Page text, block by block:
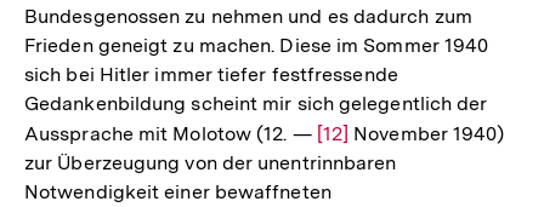
Bundesgenossen zu nehmen und es dadurch zum
Frieden geneigt zu machen. Diese im Sommer 1940
sich bei Hitler immer tiefer festfressende
Gedankenbildung scheint mir sich gelegentlich der
Aussprache mit Molotow (12. — Zur
Auflösung
der
[12] November 1940)
zur Überzeugung von der unentrinnbaren
Notwendigkeit einer bewaffneten